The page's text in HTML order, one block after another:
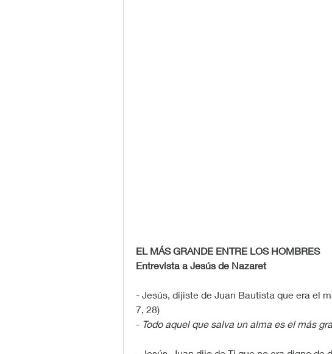
EL MÁS GRANDE ENTRE LOS HOMBRES
Entrevista a Jesús de Nazaret
- Jesús, dijiste de Juan Bautista que era el
7, 28)
- Todo aquel que salva un alma es el más